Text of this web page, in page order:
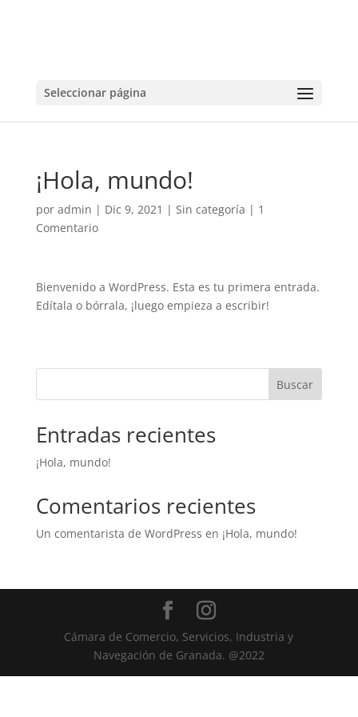
Seleccionar página
¡Hola, mundo!
por admin | Dic 9, 2021 | Sin categoría | 1
Comentario
Bienvenido a WordPress. Esta es tu primera entrada.
Edítala o bórrala, ¡luego empieza a escribir!
Buscar
Entradas recientes
¡Hola, mundo!
Comentarios recientes
Un comentarista de WordPress en ¡Hola, mundo!
Cámara de Comercio, Servicios, Industria y
Navegación de Granada. @2022